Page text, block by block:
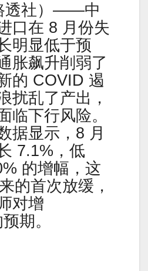
透社）——中
口在 8 月份失
明显低于预
胀飙升削弱了
的 COVID 遏
扰乱了产出，
临下行风险。
据显示，8 月
7.1%，低
的增幅，这
的首次放缓，
对增
期。